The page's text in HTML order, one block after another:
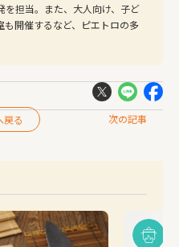
担当。また、大人向け、子ど
開催するなど、ピエトロの多
戻る 次の記事